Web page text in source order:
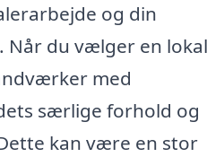
og din
Når du vælger en lokal
med
særlige forhold og
kan være en stor